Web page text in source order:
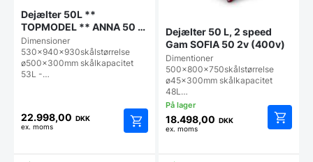
Dejælter 50L **
TOPMODEL ** ANNA 50 1
speed
Dimensioner
530x940x930skålstørrelse
ø500x300mm skålkapacitet
53L -…
22.998,00 DKK
ex. moms
Dejælter 50 L, 2 speed
Gam SOFIA 50 2v (400v)
Dimentioner
500x800x750skålstørrelse
ø45x300mm skålkapacitet
48L…
18.498,00 DKK
ex. moms